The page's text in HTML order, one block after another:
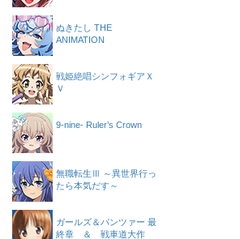
ぬきたし THE
ANIMATION
戦姫絶唱シンフォギアＸ
Ｖ
9-nine- Ruler’s Crown
無職転生Ⅲ ～異世界行っ
たら本気だす～
ガールズ＆パンツァー 最
終章 ＆ 戦車道大作